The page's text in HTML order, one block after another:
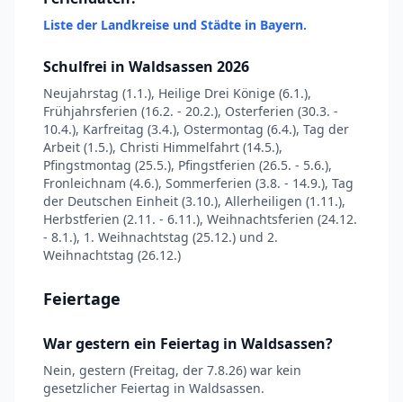
Liste der Landkreise und Städte in Bayern.
Schulfrei in Waldsassen 2026
Neujahrstag (1.1.), Heilige Drei Könige (6.1.),
Frühjahrsferien (16.2. - 20.2.), Osterferien (30.3. -
10.4.), Karfreitag (3.4.), Ostermontag (6.4.), Tag der
Arbeit (1.5.), Christi Himmelfahrt (14.5.),
Pfingstmontag (25.5.), Pfingstferien (26.5. - 5.6.),
Fronleichnam (4.6.), Sommerferien (3.8. - 14.9.), Tag
der Deutschen Einheit (3.10.), Allerheiligen (1.11.),
Herbstferien (2.11. - 6.11.), Weihnachtsferien (24.12.
- 8.1.), 1. Weihnachtstag (25.12.) und 2.
Weihnachtstag (26.12.)
Feiertage
War gestern ein Feiertag in Waldsassen?
Nein, gestern (Freitag, der 7.8.26) war kein
gesetzlicher Feiertag in Waldsassen.